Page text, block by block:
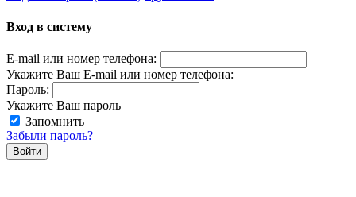
Вход в систему
E-mail или номер телефона:
Укажите Ваш E-mail или номер телефона:
Пароль:
Укажите Ваш пароль
Запомнить
Забыли пароль?